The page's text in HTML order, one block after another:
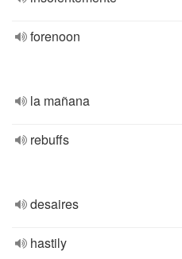
forenoon
la mañana
rebuffs
desaires
hastily